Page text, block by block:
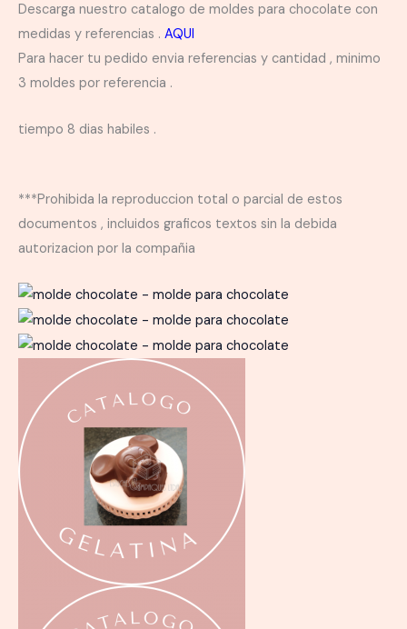
Descarga nuestro catalogo de moldes para chocolate con
medidas y referencias . AQUI
Para hacer tu pedido envia referencias y cantidad , minimo
3 moldes por referencia .
tiempo 8 dias habiles .
***Prohibida la reproduccion total o parcial de estos
documentos , incluidos graficos textos sin la debida
autorizacion por la compañia